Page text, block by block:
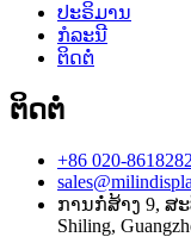
ປະຣິມານ
ກໍລະນີ
ຕິດຕໍ່
ຕິດຕໍ່
+86 020-
ການກໍ່ສ້າງ 9, ສະ
Shiling,